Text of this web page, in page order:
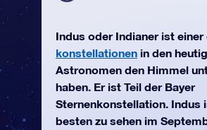
Indus oder Indianer ist einer
konstellationen in den
Astronomen den Himmel
haben. Er ist Teil der Bayer
Sternenkonstellation. Indus
besten zu sehen im